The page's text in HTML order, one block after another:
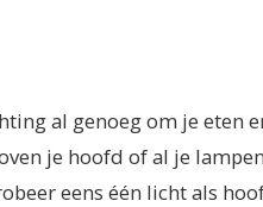
al genoeg om je eten
je hoofd of al je
eens één licht als